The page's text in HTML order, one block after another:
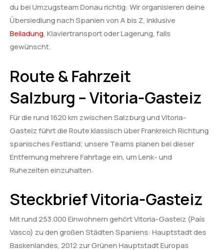
du bei Umzugsteam Donau richtig: Wir organisieren deine
Übersiedlung nach Spanien von A bis Z, inklusive
Beiladung, Klaviertransport oder Lagerung, falls
gewünscht.
Route & Fahrzeit
Salzburg – Vitoria-Gasteiz
Für die rund 1620 km zwischen Salzburg und Vitoria-
Gasteiz führt die Route klassisch über Frankreich Richtung
spanisches Festland; unsere Teams planen bei dieser
Entfernung mehrere Fahrtage ein, um Lenk- und
Ruhezeiten einzuhalten.
Steckbrief Vitoria-Gasteiz
Mit rund 253.000 Einwohnern gehört Vitoria-Gasteiz (País
Vasco) zu den großen Städten Spaniens: Hauptstadt des
Baskenlandes, 2012 zur Grünen Hauptstadt Europas